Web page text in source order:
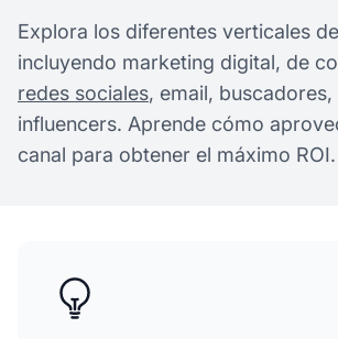
Explora los diferentes verticales
incluyendo marketing digital, de
redes sociales, email,
influencers. Aprende cómo
canal para obtener el máximo ROI.